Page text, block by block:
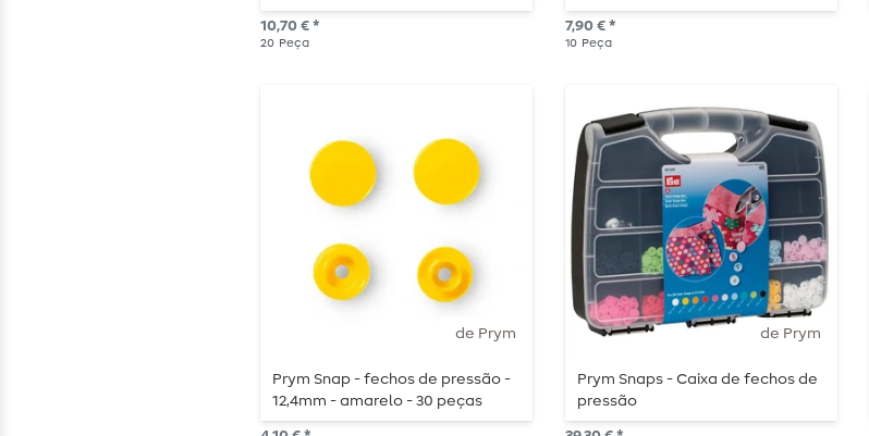
embalagem de recarga - 20
peças
10,70 € *
20 Peça
ferramenta e acessórios - 10
peças
7,90 € *
10 Peça
de Prym
Prym Snap - fechos de pressão -
12,4mm - amarelo - 30 peças
de Prym
Prym Snaps - Caixa de fechos de
pressão